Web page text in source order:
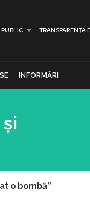
PUBLIC TRANSPARENȚĂ
INFORMĂRI
o bombă”